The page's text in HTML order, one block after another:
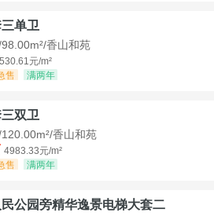
单卫
香山和苑
元/m²
售 满两年
双卫
香山和苑
4983.33元/m²
售 满两年
公园旁精华逸景电梯大套二